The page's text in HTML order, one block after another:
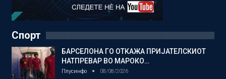
Спорт
БАРСЕЛОНА ГО ОТКАЖА ПРИЈАТЕЛСКИОТ
НАТПРЕВАР ВО МАРОКО…
Плусинфо 08/08/2026